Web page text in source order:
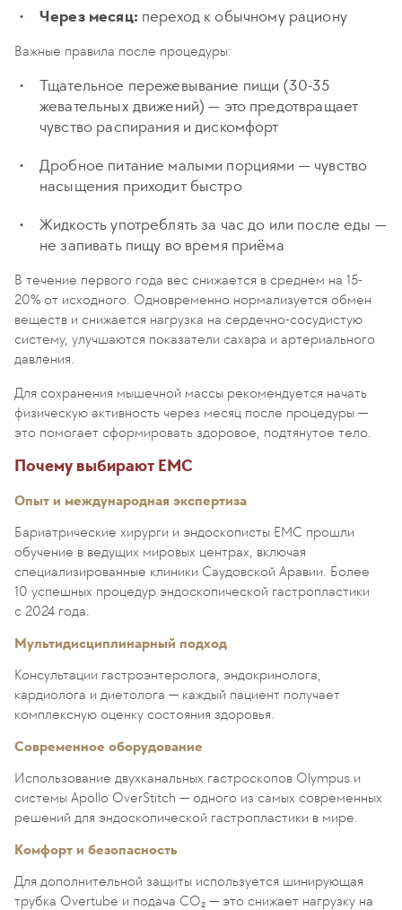
Через месяц: переход к обычному рациону
Важные правила после процедуры:
Тщательное пережевывание пищи (30-35
жевательных движений) — это предотвращает
чувство распирания и дискомфорт
Дробное питание малыми порциями — чувство
насыщения приходит быстро
Жидкость употреблять за час до или после еды —
не запивать пищу во время приёма
В течение первого года вес снижается в среднем на 15-
20% от исходного. Одновременно нормализуется обмен
веществ и снижается нагрузка на сердечно-сосудистую
систему, улучшаются показатели сахара и артериального
давления.
Для сохранения мышечной массы рекомендуется начать
физическую активность через месяц после процедуры —
это помогает сформировать здоровое, подтянутое тело.
Почему выбирают EMC
Опыт и международная экспертиза
Бариатрические хирурги и эндоскописты EMC прошли
обучение в ведущих мировых центрах, включая
специализированные клиники Саудовской Аравии. Более
10 успешных процедур эндоскопической гастропластики
с 2024 года.
Мультидисциплинарный подход
Консультации гастроэнтеролога, эндокринолога,
кардиолога и диетолога — каждый пациент получает
комплексную оценку состояния здоровья.
Современное оборудование
Использование двухканальных гастроскопов Olympus и
системы Apollo OverStitch — одного из самых современных
решений для эндоскопической гастропластики в мире.
Комфорт и безопасность
Для дополнительной защиты используется шинирующая
трубка Overtube и подача CO₂ — это снижает нагрузку на